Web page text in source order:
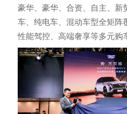
豪华、豪华、合资、自主、新
车、纯电车、混动车型全矩阵
性能驾控、高端奢享等多元购